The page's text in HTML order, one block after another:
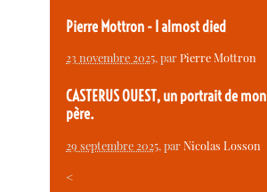
Pierre Mottron - I almost died
23 novembre 2025, parPierre Mottron
CASTERUS OUEST, un portrait de mon
père.
29 septembre 2025, parNicolas Losson
<